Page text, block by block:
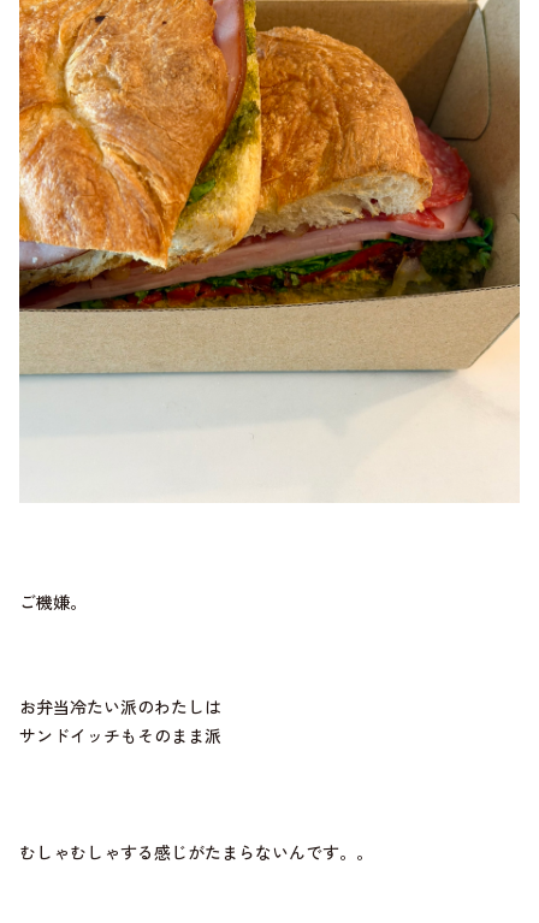
ご機嫌。
お弁当冷たい派のわたしは
サンドイッチもそのまま派
むしゃむしゃする感じがたまらないんです。。